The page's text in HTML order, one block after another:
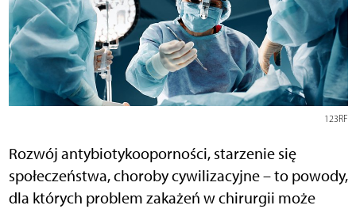
123RF
Rozwój antybiotykooporności, starzenie się
społeczeństwa, choroby cywilizacyjne – to powody,
dla których problem zakażeń w chirurgii może